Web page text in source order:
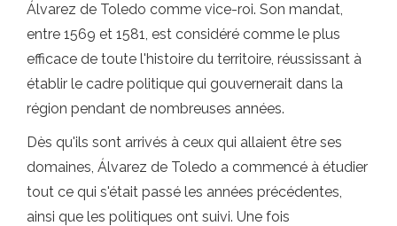
Álvarez de Toledo comme vice-roi. Son mandat,
entre 1569 et 1581, est considéré comme le plus
efficace de toute l'histoire du territoire, réussissant à
établir le cadre politique qui gouvernerait dans la
région pendant de nombreuses années.
Dès qu'ils sont arrivés à ceux qui allaient être ses
domaines, Álvarez de Toledo a commencé à étudier
tout ce qui s'était passé les années précédentes,
ainsi que les politiques ont suivi. Une fois